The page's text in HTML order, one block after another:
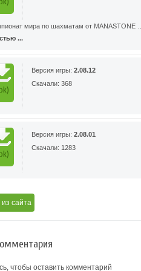
мира по шахматам от MANASTONE …
...
Версия игры: 2.08.12
Скачали: 368
Версия игры: 2.08.01
Скачали: 1283
из сайта
чтобы оставить комментарий